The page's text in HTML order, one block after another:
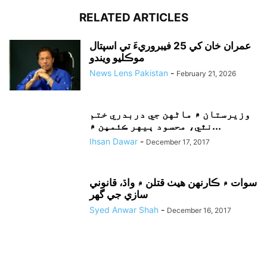
RELATED ARTICLES
عمران خان کي 25 فيبروريءَ تي اسپتال
موڪليو ويندو
News Lens Pakistan - February 21, 2026
وزيرستان ۾ ماڻهن جي دربدري ختم
نٿي، محسود ٻيهر ڪئمپن ۾...
Ihsan Dawar - December 17, 2017
سوات ۾ ڪارنهن هيٺ قتلن ۾ واڌ، قانوني
سازي جي گهر
Syed Anwar Shah - December 16, 2017